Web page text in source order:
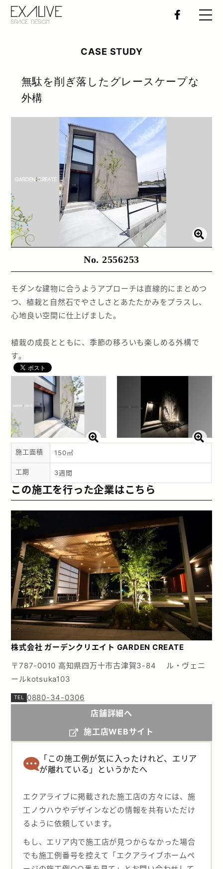
デザイナー紹介
全国のエクステリアイベント
書籍の紹介
EXALIVEオリジナル製品
CASE STUDY
無駄を削ぎ落したグレースケープな
外構
No. 2556253
モダンな建物に合うようアプローチは直線的にまとめつ
つ、植栽と自然石でやさしさとあたたかみをプラスし、
心地良い空間に仕上げました。
植栽の成長とともに、季節の移ろいも楽しめる外構で
す。
施工面積 150㎡
工期 3週間
この施工を行った企業はこちら
株式会社 ガーデンクリエイト GARDEN CREATE
〒787-0010 高知県四万十市古津賀3-84 ル・ヴェニ
ールkotsuka103
0880-34-0306
店舗詳細へ
施工店WEBサイト
「この施工例が気に入ったけれど、エリア
が離れている」というかたへ
エクアライブに掲載された施工店の方々には、施
工ノウハウやデザインなどの情報を共有いただけ
るように依頼しています。
もし、エリア内で施工店が見つからなかった場合
でも施工例番号を控えて「エクアライブホームペ